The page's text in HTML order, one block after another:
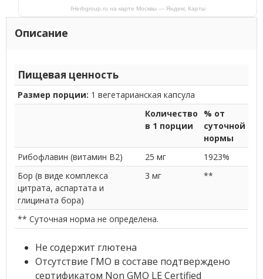
IHerbgroup.ru на карте Москвы — Яндекс Карты
Описание
Пищевая ценность
Размер порции: 1 вегетарианская капсула
Количество
в 1 порции
% от
суточной
нормы
Рибофлавин (витамин B2)
25 мг
1923%
Бор (в виде комплекса
цитрата, аспартата и
глицината бора)
3 мг **
** Суточная норма не определена.
Не содержит глютена
Отсутствие ГМО в составе подтверждено
сертификатом Non GMO LE Certified